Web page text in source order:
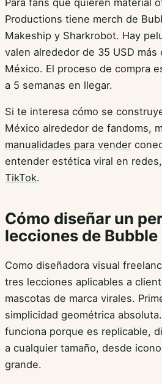
Productions tiene merch de
Makeship y Sharkrobot. Hay
valen alrededor de 35 USD
México. El proceso de compra
a 5 semanas en llegar.
Si te interesa cómo se
México alrededor de fandoms,
manualidades para vender
entender estética viral en
TikTok.
Cómo diseñar un
lecciones de Bubble
Como diseñadora visual
tres lecciones aplicables a
mascotas de marca virales.
simplicidad geométrica
funciona porque es replicable,
a cualquier tamaño, desde
grande.